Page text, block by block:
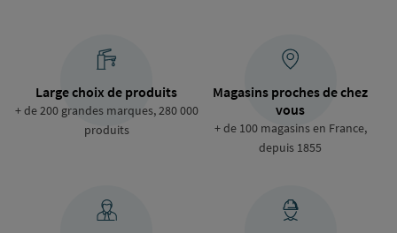
Large choix de produits
+ de 200 grandes marques, 280 000
produits
Magasins proches de chez
vous
+ de 100 magasins en France,
depuis 1855